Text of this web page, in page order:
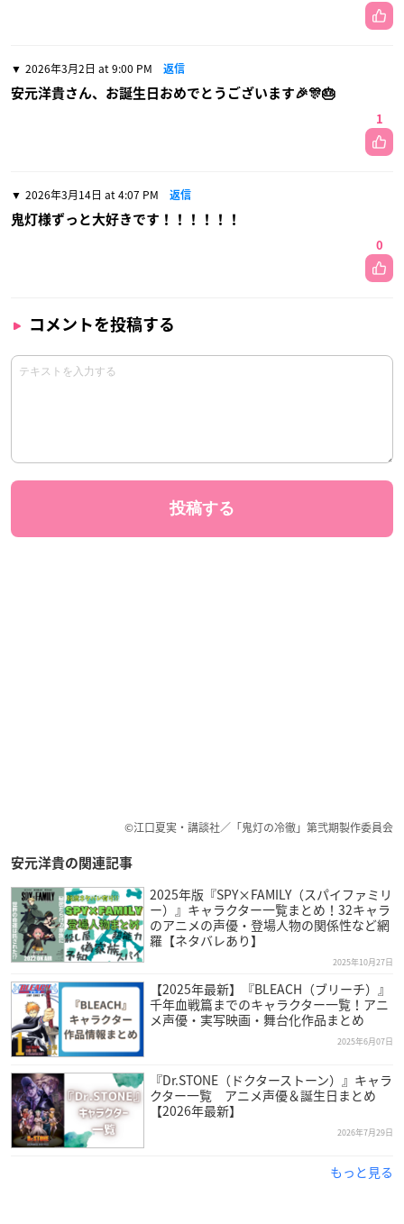
2026年3月2日 at 9:00 PM 返信
安元洋貴さん、お誕生日おめでとうございます🎉🎊🎂
1
2026年3月14日 at 4:07 PM 返信
鬼灯様ずっと大好きです！！！！！！
0
コメントを投稿する
©江口夏実・講談社／「鬼灯の冷徹」第弐期製作委員会
安元洋貴の関連記事
2025年版『SPY×FAMILY（スパイファミリ
ー）』キャラクター一覧まとめ！32キャラ
のアニメの声優・登場人物の関係性など網
羅【ネタバレあり】
2025年10月27日
【2025年最新】『BLEACH（ブリーチ）』
千年血戦篇までのキャラクター一覧！アニ
メ声優・実写映画・舞台化作品まとめ
2025年6月07日
『Dr.STONE（ドクターストーン）』キャラ
クター一覧 アニメ声優＆誕生日まとめ
【2026年最新】
2026年7月29日
もっと見る